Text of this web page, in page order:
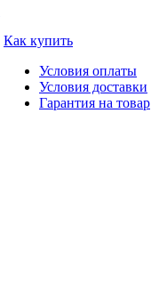
Как купить
Условия оплаты
Условия доставки
Гарантия на товар